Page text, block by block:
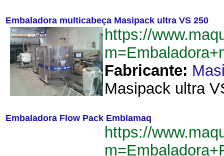
Embaladora multicabeça Masipack ultra VS 250
https://
Fabricante:
Masipack ultra
Embaladora Flow Pack Emblamaq
https://